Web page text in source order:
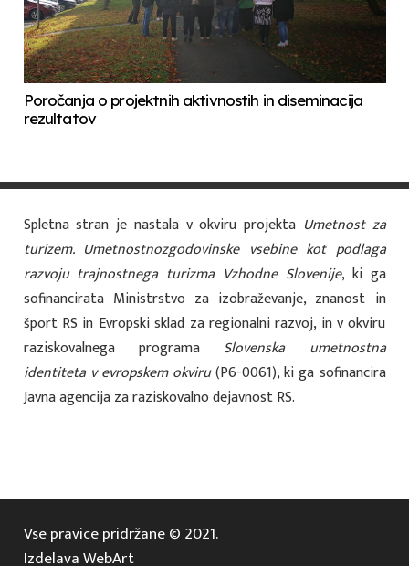
Poročanja o projektnih aktivnostih in diseminacija
rezultatov
Spletna stran je nastala v okviru projekta Umetnost za
turizem. Umetnostnozgodovinske vsebine kot podlaga
razvoju trajnostnega turizma Vzhodne Slovenije, ki ga
sofinancirata Ministrstvo za izobraževanje, znanost in
šport RS in Evropski sklad za regionalni razvoj, in v okviru
raziskovalnega programa Slovenska umetnostna
identiteta v evropskem okviru(P6-0061), ki ga sofinancira
Javna agencija za raziskovalno dejavnost RS.
Vse pravice pridržane © 2021.
Izdelava WebArt